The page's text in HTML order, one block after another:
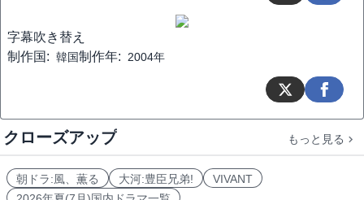
字幕吹き替え
制作国: 韓国制作年: 2004年
クローズアップ もっと見る
朝ドラ:風、薫る 大河:豊臣兄弟!
VIVANT